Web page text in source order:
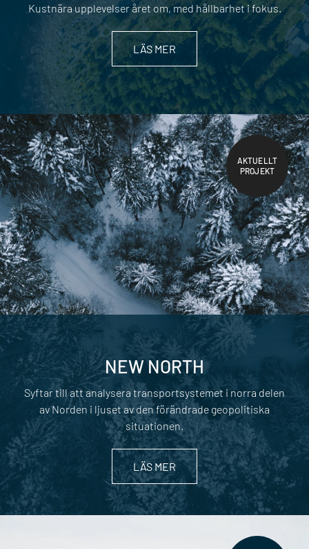
Kustnära upplevelser året om, med hållbarhet i fokus.
LÄS MER
AKTUELLT
PROJEKT
NEW NORTH
Syftar till att analysera transportsystemet i norra delen
av Norden i ljuset av den förändrade geopolitiska
situationen.
LÄS MER